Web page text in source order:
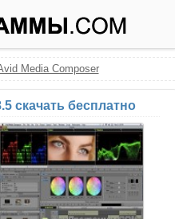
Media Composer
скачать бесплатно